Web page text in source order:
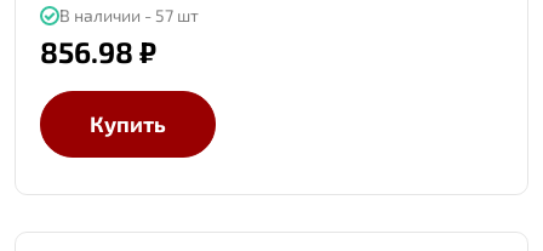
В наличии - 57 шт
856.98 ₽
Купить